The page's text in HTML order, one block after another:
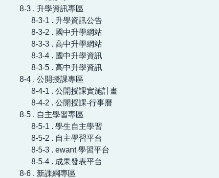
8-3 . 升學資訊專區
8-3-1 . 升學資訊公告
8-3-2 . 國中升學網站
8-3-3 . 高中升學網站
8-3-4 . 國中升學資訊
8-3-5 . 高中升學資訊
8-4 . 公開授課專區
8-4-1 . 公開授課實施計畫
8-4-2 . 公開授課-行事曆
8-5 . 自主學習專區
8-5-1 . 學生自主學習
8-5-2 . 自主學習平台
8-5-3 . ewant 學習平台
8-5-4 . 成果發表平台
8-6 . 新課綱專區